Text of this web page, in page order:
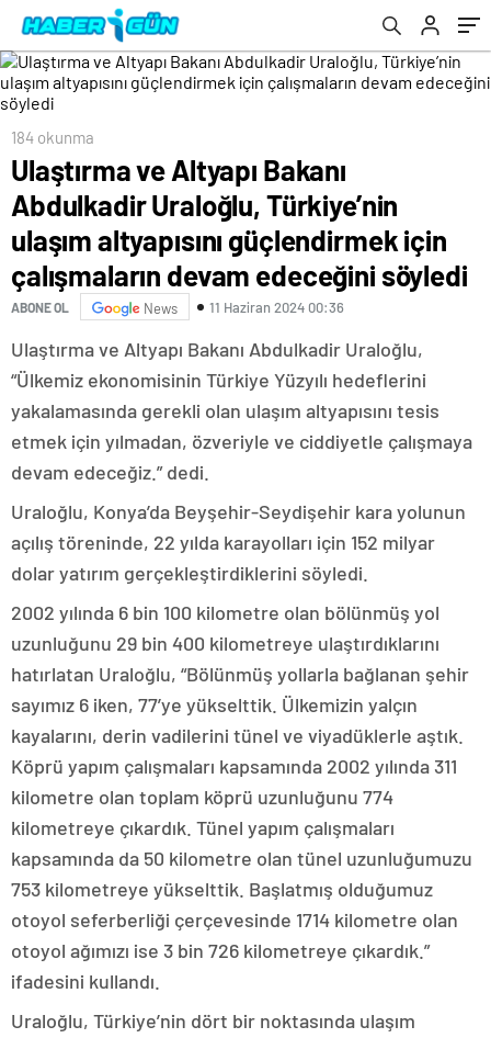
güçlendirmek için çalışmaların devam
edeceğini söyledi
184 okunma
Ulaştırma ve Altyapı Bakanı
Abdulkadir Uraloğlu, Türkiye’nin
ulaşım altyapısını güçlendirmek için
çalışmaların devam edeceğini söyledi
ABONE OL News 11 Haziran 2024 00:36
Ulaştırma ve Altyapı Bakanı Abdulkadir Uraloğlu,
“Ülkemiz ekonomisinin Türkiye Yüzyılı hedeflerini
yakalamasında gerekli olan ulaşım altyapısını tesis
etmek için yılmadan, özveriyle ve ciddiyetle çalışmaya
devam edeceğiz.” dedi.
Uraloğlu, Konya’da Beyşehir-Seydişehir kara yolunun
açılış töreninde, 22 yılda karayolları için 152 milyar
dolar yatırım gerçekleştirdiklerini söyledi.
2002 yılında 6 bin 100 kilometre olan bölünmüş yol
uzunluğunu 29 bin 400 kilometreye ulaştırdıklarını
hatırlatan Uraloğlu, “Bölünmüş yollarla bağlanan şehir
sayımız 6 iken, 77’ye yükselttik. Ülkemizin yalçın
kayalarını, derin vadilerini tünel ve viyadüklerle aştık.
Köprü yapım çalışmaları kapsamında 2002 yılında 311
kilometre olan toplam köprü uzunluğunu 774
kilometreye çıkardık. Tünel yapım çalışmaları
kapsamında da 50 kilometre olan tünel uzunluğumuzu
753 kilometreye yükselttik. Başlatmış olduğumuz
otoyol seferberliği çerçevesinde 1714 kilometre olan
otoyol ağımızı ise 3 bin 726 kilometreye çıkardık.”
ifadesini kullandı.
Uraloğlu, Türkiye’nin dört bir noktasında ulaşım